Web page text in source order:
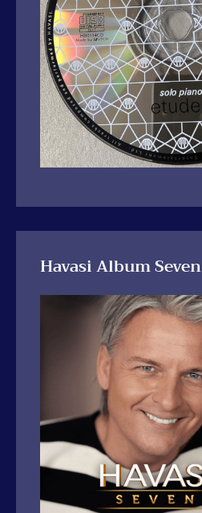
Havasi Album Seven